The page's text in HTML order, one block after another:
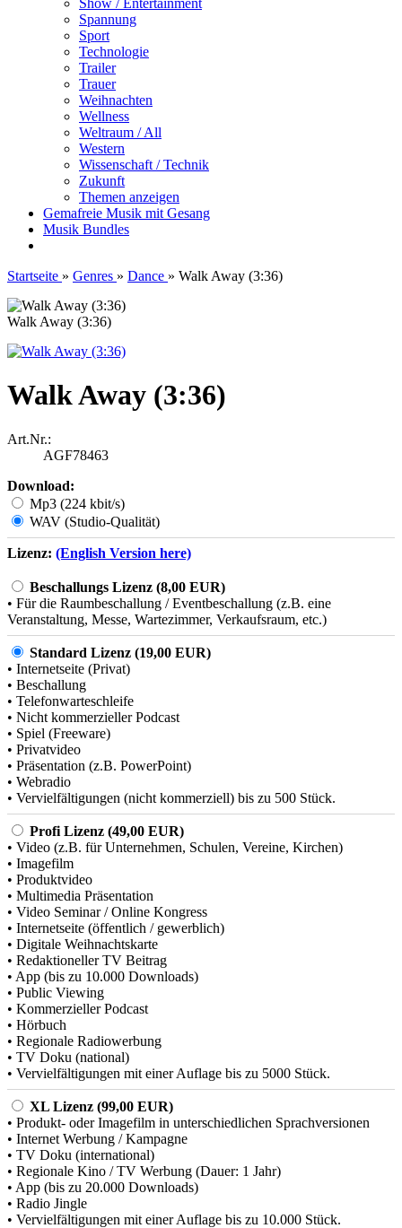
Show / Entertainment
Spannung
Sport
Technologie
Trailer
Trauer
Weihnachten
Wellness
Weltraum / All
Western
Wissenschaft / Technik
Zukunft
Themen anzeigen
Gemafreie Musik mit Gesang
Musik Bundles
Startseite » Genres » Dance » Walk Away (3:36)
Walk Away (3:36)
Walk Away (3:36)
Art.Nr.:
AGF78463
Download:
Mp3 (224 kbit/s)
WAV (Studio-Qualität)
Lizenz: (English Version here)
Beschallungs Lizenz (8,00 EUR)
• Für die Raumbeschallung / Eventbeschallung (z.B. eine
Veranstaltung, Messe, Wartezimmer, Verkaufsraum, etc.)
Standard Lizenz (19,00 EUR)
• Internetseite (Privat)
• Beschallung
• Telefonwarteschleife
• Nicht kommerzieller Podcast
• Spiel (Freeware)
• Privatvideo
• Präsentation (z.B. PowerPoint)
• Webradio
• Vervielfältigungen (nicht kommerziell) bis zu 500 Stück.
Profi Lizenz (49,00 EUR)
• Video (z.B. für Unternehmen, Schulen, Vereine, Kirchen)
• Imagefilm
• Produktvideo
• Multimedia Präsentation
• Video Seminar / Online Kongress
• Internetseite (öffentlich / gewerblich)
• Digitale Weihnachtskarte
• Redaktioneller TV Beitrag
• App (bis zu 10.000 Downloads)
• Public Viewing
• Kommerzieller Podcast
• Hörbuch
• Regionale Radiowerbung
• TV Doku (national)
• Vervielfältigungen mit einer Auflage bis zu 5000 Stück.
XL Lizenz (99,00 EUR)
• Produkt- oder Imagefilm in unterschiedlichen Sprachversionen
• Internet Werbung / Kampagne
• TV Doku (international)
• Regionale Kino / TV Werbung (Dauer: 1 Jahr)
• App (bis zu 20.000 Downloads)
• Radio Jingle
• Vervielfältigungen mit einer Auflage bis zu 10.000 Stück.